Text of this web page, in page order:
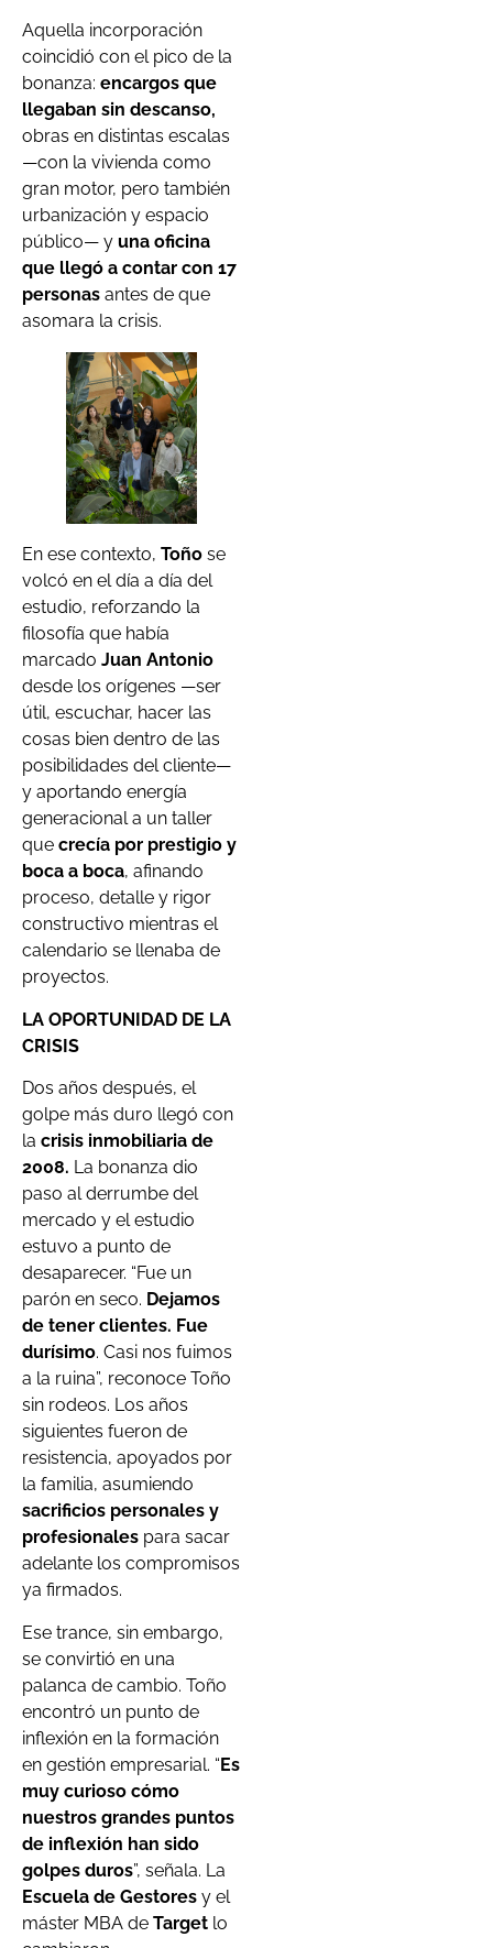
Aquella incorporación
coincidió con el pico de la
bonanza: encargos que
llegaban sin descanso,
obras en distintas escalas
—con la vivienda como
gran motor, pero también
urbanización y espacio
público— y una oficina
que llegó a contar con 17
personas antes de que
asomara la crisis.
En ese contexto, Toño se
volcó en el día a día del
estudio, reforzando la
filosofía que había
marcado Juan Antonio
desde los orígenes —ser
útil, escuchar, hacer las
cosas bien dentro de las
posibilidades del cliente—
y aportando energía
generacional a un taller
que crecía por prestigio y
boca a boca, afinando
proceso, detalle y rigor
constructivo mientras el
calendario se llenaba de
proyectos.
LA OPORTUNIDAD DE LA
CRISIS
Dos años después, el
golpe más duro llegó con
la crisis inmobiliaria de
2008. La bonanza dio
paso al derrumbe del
mercado y el estudio
estuvo a punto de
desaparecer. “Fue un
parón en seco. Dejamos
de tener clientes. Fue
durísimo. Casi nos fuimos
a la ruina”, reconoce Toño
sin rodeos. Los años
siguientes fueron de
resistencia, apoyados por
la familia, asumiendo
sacrificios personales y
profesionales para sacar
adelante los compromisos
ya firmados.
Ese trance, sin embargo,
se convirtió en una
palanca de cambio. Toño
encontró un punto de
inflexión en la formación
en gestión empresarial. “Es
muy curioso cómo
nuestros grandes puntos
de inflexión han sido
golpes duros”, señala. La
Escuela de Gestores y el
máster MBA de Target lo